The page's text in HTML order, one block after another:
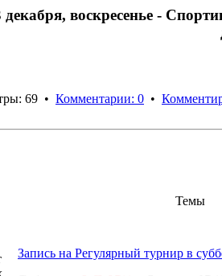
декабря, воскресенье -
69 • Комментарии: 0 •
Темы
Запись на Регулярный турнир в